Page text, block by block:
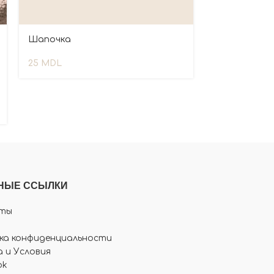
Шапочка
25 MDL
ССЫЛКИ
конфиденциальности
и Условия